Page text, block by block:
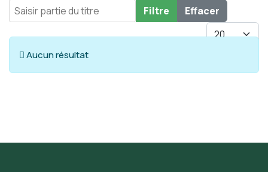
Saisir partie du titre Filtre Effacer
Afficher #
Info
Aucun résultat